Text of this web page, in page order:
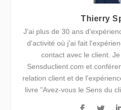
Thierry
J'ai plus de 30 ans
d'activité où j'ai fait
contact avec le client.
Sensduclient.com et
relation client et de
livre "Avez-vous le Sens du